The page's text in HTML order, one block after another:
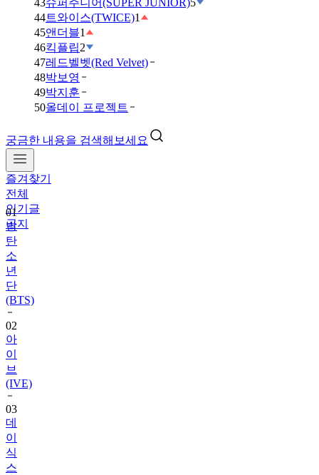
43슈퍼주니어(SUPER JUNIOR)5
44트와이스(TWICE)1
45앤더블1
46킥플립2
47레드벨벳(Red Velvet)
48박보영
49박지훈
50올데이 프로젝트
궁금한 내용을 검색해보세요
즐겨찾기
전체
인기글
공지
01
방
탄
소
년
단
(BTS)
02
아
이
브
(IVE)
03
데
이
식
스